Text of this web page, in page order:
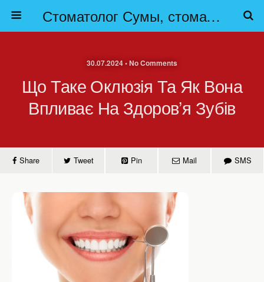
Стоматолог Сумы, стоматологические клиники Сумы, детская стоматология в Сумах. | Частная стоматология Сумы
30.07.2024 • No Comments
Що Таке Оклюзія Та Як Вона
Впливає На Здоров’я Зубів
Share Tweet Pin Mail SMS